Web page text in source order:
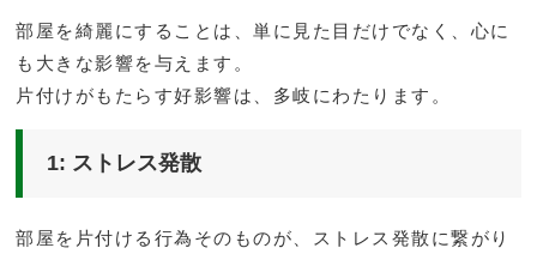
部屋を綺麗にすることは、単に見た目だけでなく、心に
も大きな影響を与えます。
片付けがもたらす好影響は、多岐にわたります。
1: ストレス発散
部屋を片付ける行為そのものが、ストレス発散に繋がり